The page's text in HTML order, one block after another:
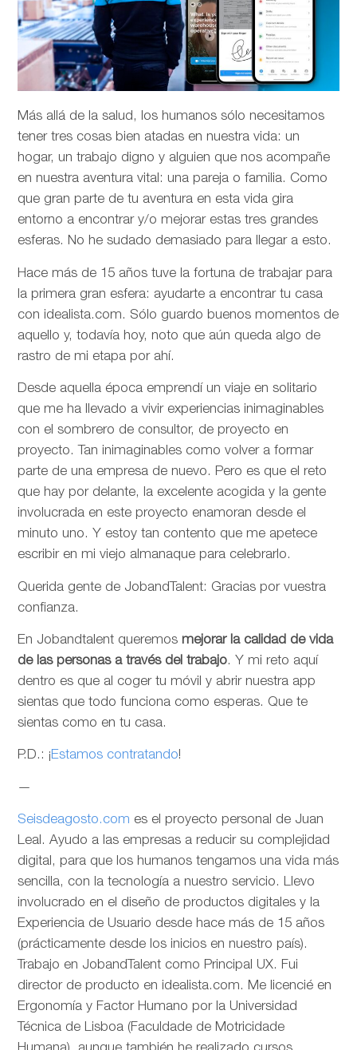
Más allá de la salud, los humanos sólo necesitamos
tener tres cosas bien atadas en nuestra vida: un
hogar, un trabajo digno y alguien que nos acompañe
en nuestra aventura vital: una pareja o familia. Como
que gran parte de tu aventura en esta vida gira
entorno a encontrar y/o mejorar estas tres grandes
esferas. No he sudado demasiado para llegar a esto.
Hace más de 15 años tuve la fortuna de trabajar para
la primera gran esfera: ayudarte a encontrar tu casa
con idealista.com. Sólo guardo buenos momentos de
aquello y, todavía hoy, noto que aún queda algo de
rastro de mi etapa por ahí.
Desde aquella época emprendí un viaje en solitario
que me ha llevado a vivir experiencias inimaginables
con el sombrero de consultor, de proyecto en
proyecto. Tan inimaginables como volver a formar
parte de una empresa de nuevo. Pero es que el reto
que hay por delante, la excelente acogida y la gente
involucrada en este proyecto enamoran desde el
minuto uno. Y estoy tan contento que me apetece
escribir en mi viejo almanaque para celebrarlo.
Querida gente de JobandTalent: Gracias por vuestra
confianza.
En Jobandtalent queremos mejorar la calidad de vida
de las personas a través del trabajo. Y mi reto aquí
dentro es que al coger tu móvil y abrir nuestra app
sientas que todo funciona como esperas. Que te
sientas como en tu casa.
P.D.: ¡Estamos contratando!
—
Seisdeagosto.com es el proyecto personal de Juan
Leal. Ayudo a las empresas a reducir su complejidad
digital, para que los humanos tengamos una vida más
sencilla, con la tecnología a nuestro servicio. Llevo
involucrado en el diseño de productos digitales y la
Experiencia de Usuario desde hace más de 15 años
(prácticamente desde los inicios en nuestro país).
Trabajo en JobandTalent como Principal UX. Fui
director de producto en idealista.com. Me licencié en
Ergonomía y Factor Humano por la Universidad
Técnica de Lisboa (Faculdade de Motricidade